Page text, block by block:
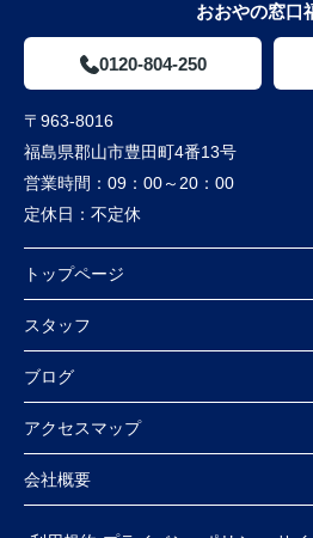
おおやの窓口
0120-804-250
〒963-8016
福島県郡山市豊田町4番13号
営業時間： 09：00～20：00
定休日： 不定休
トップページ
スタッフ
ブログ
アクセスマップ
会社概要